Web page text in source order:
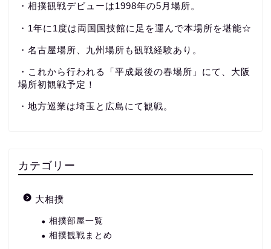
・相撲観戦デビューは1998年の5月場所。
・1年に1度は両国国技館に足を運んで本場所を堪能☆
・名古屋場所、九州場所も観戦経験あり。
・これから行われる「平成最後の春場所」にて、大阪
場所初観戦予定！
・地方巡業は埼玉と広島にて観戦。
カテゴリー
大相撲
相撲部屋一覧
相撲観戦まとめ